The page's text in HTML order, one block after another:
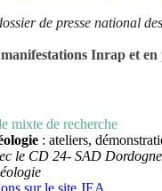
de presse national
Inrap et en
mixte de recherche
: ateliers,
le CD 24- SAD
sur le site JEA